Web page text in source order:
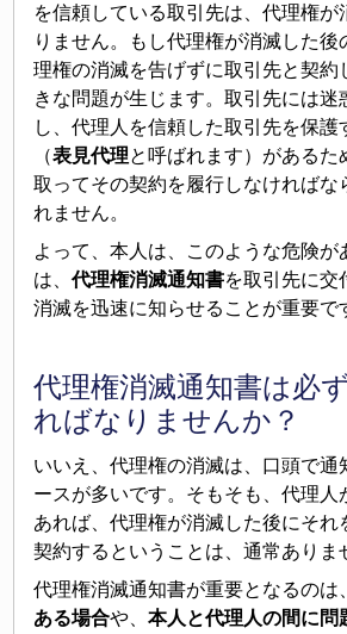
を信頼している取引先は、代理権が
りません。もし代理権が消滅した後
理権の消滅を告げずに取引先と契約
きな問題が生じます。取引先には迷
し、代理人を信頼した取引先を保護
（表見代理と呼ばれます）があるた
取ってその契約を履行しなければな
れません。
よって、本人は、このような危険が
は、代理権消滅通知書を取引先に交
消滅を迅速に知らせることが重要で
代理権消滅通知書は必
ればなりませんか？
いいえ、代理権の消滅は、口頭で通
ースが多いです。そもそも、代理人
あれば、代理権が消滅した後にそれ
契約するということは、通常ありま
代理権消滅通知書が重要となるのは
ある場合や、本人と代理人の間に問